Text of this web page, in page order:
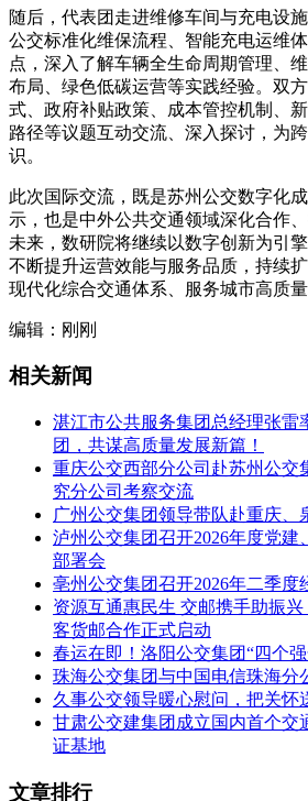
随后，代表团走进维修车间与充电设
公交标准化维保流程、智能充电运维
点，深入了解车辆全生命周期管理、
布局、绿色低碳运营等实践经验。双
式、政府补贴政策、成本管控机制、
路径等议题互动交流、深入探讨，为
识。
此次国际交流，既是苏州公交数字化
示，也是中外公共交通领域深化合作
未来，数研院将继续以数字创新为引
不断提升运营效能与服务品质，持续
现代化综合交通体系、服务城市高质
编辑：刚刚
相关新闻
湛江市公共服务集团总经理张雷
团，共谋高质量发展新篇！
重庆公交西部分公司赴苏州公交
究分公司考察交流
广州公交集团领导带队赴重庆、
泸州公交集团召开2026年度党建
部署会
亳州公交集团召开2026年二季度
资源互通惠民生 交邮携手助振
客货邮合作正式启动
春运在即！洛阳公交集团“四个
珠海公交集团与中国电信珠海分
久事公交领导暖心慰问，把关怀
甘肃公交建集团成立国内首个交
证基地
文章排行